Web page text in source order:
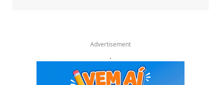
Advertisement
.